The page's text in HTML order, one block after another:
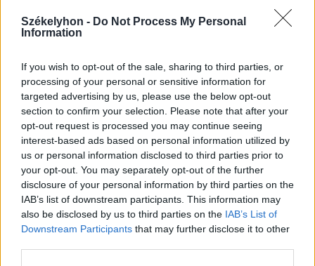
Székelyhon - Do Not Process My Personal
Information
If you wish to opt-out of the sale, sharing to third parties, or
processing of your personal or sensitive information for
targeted advertising by us, please use the below opt-out
section to confirm your selection. Please note that after your
opt-out request is processed you may continue seeing
interest-based ads based on personal information utilized by
us or personal information disclosed to third parties prior to
your opt-out. You may separately opt-out of the further
disclosure of your personal information by third parties on the
IAB’s list of downstream participants. This information may
also be disclosed by us to third parties on the IAB’s List of
Downstream Participants that may further disclose it to other
2026. augusztus 05., szerda
Kedden választhatják meg
Magyarország új köztársasági
elnökét